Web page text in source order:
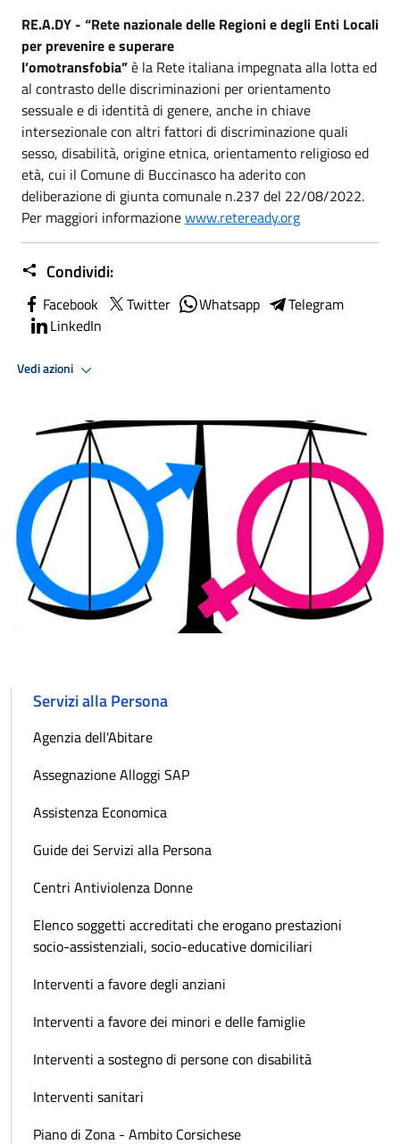
RE.A.DY- “Rete nazionale delle Regioni e degli Enti Locali
per prevenire e superare
l’omotransfobia”è la Rete italiana impegnata alla lotta ed
al contrasto delle discriminazioni per orientamento
sessuale e di identità di genere, anche in chiave
intersezionale con altri fattori di discriminazione quali
sesso, disabilità, origine etnica, orientamento religioso ed
età, cui il Comune di Buccinasco ha aderito con
deliberazione di giunta comunale n.237 del 22/08/2022.
Per maggiori informazionewww.reteready.org
Condividi:
Facebook Twitter Whatsapp
Telegram
LinkedIn
Vedi azioni
Servizi alla Persona
Agenzia dell'Abitare
Assegnazione Alloggi SAP
Assistenza Economica
Guide dei Servizi alla Persona
Centri Antiviolenza Donne
Elenco soggetti accreditati che erogano prestazioni
socio-assistenziali, socio-educative domiciliari
Interventi a favore degli anziani
Interventi a favore dei minori e delle famiglie
Interventi a sostegno di persone con disabilità
Interventi sanitari
Piano di Zona - Ambito Corsichese